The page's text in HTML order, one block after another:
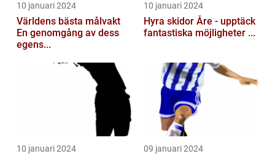
10 januari 2024
Världens bästa målvakt
En genomgång av dess
egens...
10 januari 2024
Hyra skidor Åre - upptäck
fantastiska möjligheter ...
10 januari 2024 09 januari 2024